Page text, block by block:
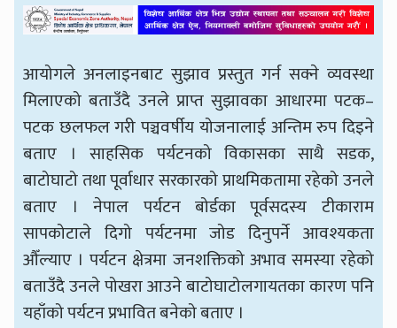
आयोगले अनलाइनबाट सुझाव प्रस्तुत गर्न सक्ने व्यवस्था
मिलाएको बताउँदै उनले प्राप्त सुझावका आधारमा पटक–
पटक छलफल गरी पञ्चवर्षीय योजनालाई अन्तिम रुप दिइने
बताए । साहसिक पर्यटनको विकासका साथै सडक,
बाटोघाटो तथा पूर्वाधार सरकारको प्राथमिकतामा रहेको उनले
बताए । नेपाल पर्यटन बोर्डका पूर्वसदस्य टीकाराम
सापकोटाले दिगो पर्यटनमा जोड दिनुपर्ने आवश्यकता
औँल्याए । पर्यटन क्षेत्रमा जनशक्तिको अभाव समस्या रहेको
बताउँदै उनले पोखरा आउने बाटोघाटोलगायतका कारण पनि
यहाँको पर्यटन प्रभावित बनेको बताए ।